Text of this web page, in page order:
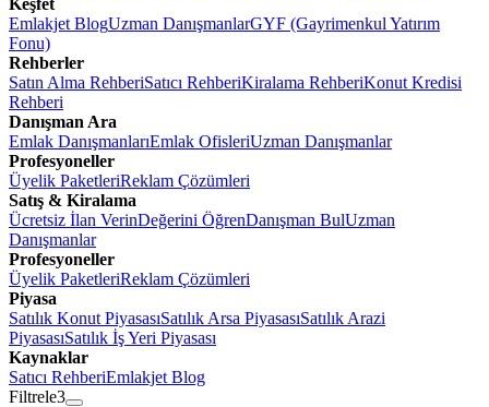
Keşfet
Emlakjet BlogUzman DanışmanlarGYF (Gayrimenkul Yatırım
Fonu)
Rehberler
Satın Alma RehberiSatıcı RehberiKiralama RehberiKonut Kredisi
Rehberi
Danışman Ara
Emlak DanışmanlarıEmlak OfisleriUzman Danışmanlar
Profesyoneller
Üyelik PaketleriReklam Çözümleri
Satış & Kiralama
Ücretsiz İlan VerinDeğerini ÖğrenDanışman BulUzman
Danışmanlar
Profesyoneller
Üyelik PaketleriReklam Çözümleri
Piyasa
Satılık Konut PiyasasıSatılık Arsa PiyasasıSatılık Arazi
PiyasasıSatılık İş Yeri Piyasası
Kaynaklar
Satıcı RehberiEmlakjet Blog
Filtrele3